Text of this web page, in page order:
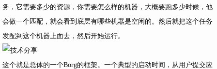
务，它需要多少的资源，你需要怎么样的机器，大概要跑多少时候，他
会做一个匹配，就会看到底层有哪些机器是空闲的。然后就把这个任务
发配到这个机器上面去，然后开始运行。
这个就是总体的一个Borg的框架。一个典型的启动时间，从用户提交应